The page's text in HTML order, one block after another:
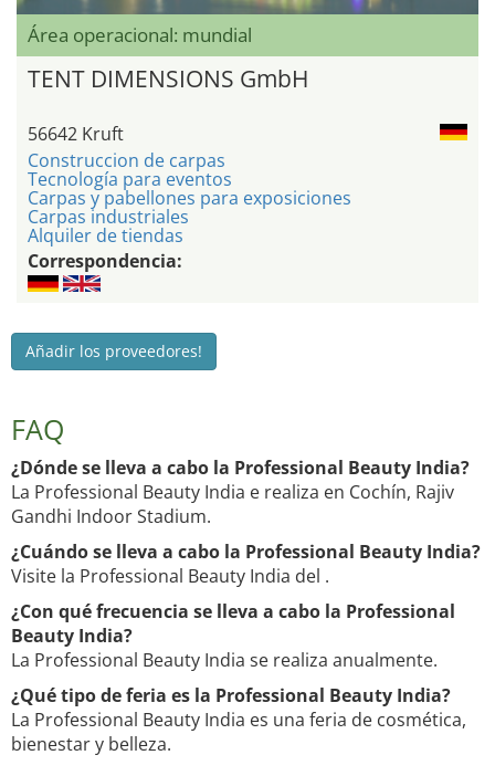
Área operacional: mundial
TENT DIMENSIONS GmbH
56642 Kruft
Construccion de carpas
Tecnología para eventos
Carpas y pabellones para exposiciones
Carpas industriales
Alquiler de tiendas
Correspondencia:
Añadir los proveedores!
FAQ
¿Dónde se lleva a cabo la Professional Beauty India?
La Professional Beauty India e realiza en Cochín, Rajiv
Gandhi Indoor Stadium.
¿Cuándo se lleva a cabo la Professional Beauty India?
Visite la Professional Beauty India del .
¿Con qué frecuencia se lleva a cabo la Professional
Beauty India?
La Professional Beauty India se realiza anualmente.
¿Qué tipo de feria es la Professional Beauty India?
La Professional Beauty India es una feria de cosmética,
bienestar y belleza.